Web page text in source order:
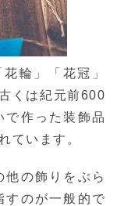
輪」「花冠」
くは紀元前600
で作った装飾品
ています。
の飾りをぶら
すのが一般的で